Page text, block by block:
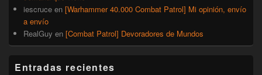
iescruce en [Warhammer 40.000 Combat Patrol] Mi opinión, envío
a envío
RealGuy en [Combat Patrol] Devoradores de Mundos
Entradas recientes